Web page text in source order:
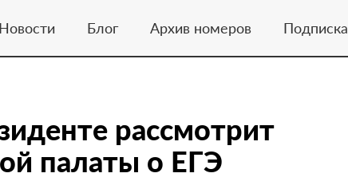
Новости Блог Архив номеров Подписка
рассмотрит
палаты о ЕГЭ